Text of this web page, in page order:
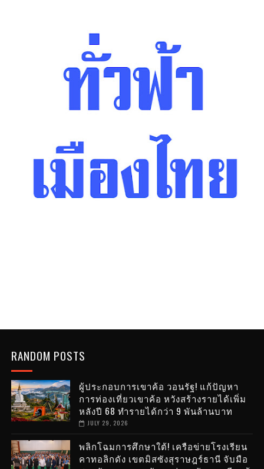
RANDOM POSTS
ผู้ประกอบการเขาค้อ วอนรัฐ! แก้ปัญหา
การท่องเที่ยวเขาค้อ หวังสร้างรายได้เพิ่ม
หลังปี 68 ทำรายได้กว่า 9 พันล้านบาท
JULY 29, 2026
พลิกโฉมการศึกษาใต้! เครือข่ายโรงเรียน
คาทอลิกดัง เขตมิสซังสุราษฎร์ธานี จับมือ